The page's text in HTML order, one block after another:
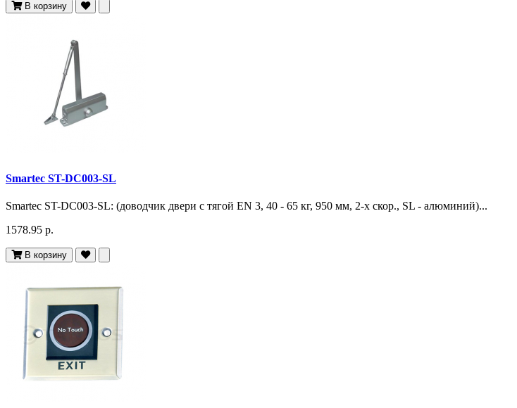
В корзину
Smartec ST-DC003-SL
Smartec ST-DC003-SL: (доводчик двери c тягой EN 3, 40 - 65 кг, 950 мм, 2-х скор., SL - алюминий)...
1578.95 р.
В корзину